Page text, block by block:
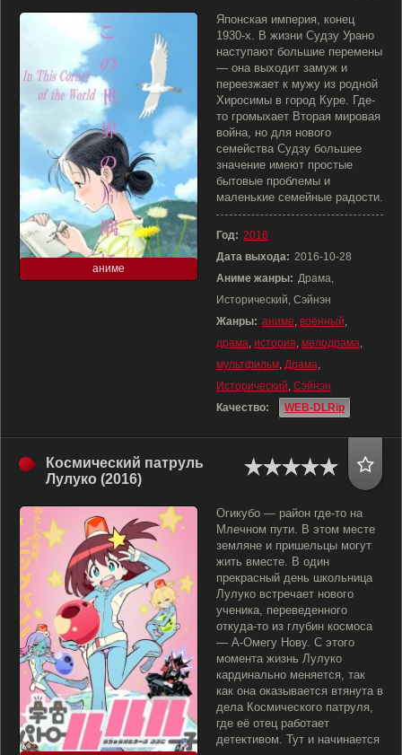
аниме
Японская империя, конец
1930-х. В жизни Судзу Урано
наступают большие перемены
— она выходит замуж и
переезжает к мужу из родной
Хиросимы в город Куре. Где-
то громыхает Вторая мировая
война, но для нового
семейства Судзу большее
значение имеют простые
бытовые проблемы и
маленькие семейные радости.
Год: 2016
Дата выхода: 2016-10-28
Аниме жанры: Драма,
Исторический, Сэйнэн
Жанры: аниме, военный,
драма, история, мелодрама,
мультфильм, Драма,
Исторический, Сэйнэн
Качество:
WEB-DLRip
Космический патруль
Лулуко (2016)
Огикубо — район где-то на
Млечном пути. В этом месте
земляне и пришельцы могут
жить вместе. В один
прекрасный день школьница
Лулуко встречает нового
ученика, переведенного
откуда-то из глубин космоса
— А-Омегу Нову. С этого
момента жизнь Лулуко
кардинально меняется, так
как она оказывается втянута в
дела Космического патруля,
где её отец работает
детективом. Тут и начинается